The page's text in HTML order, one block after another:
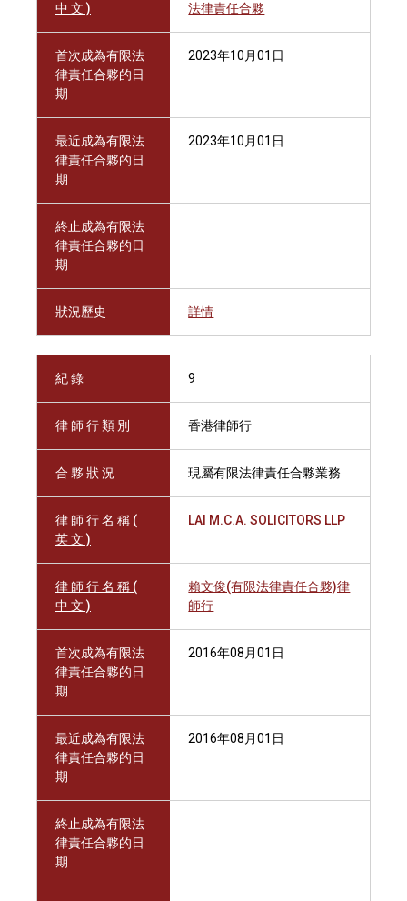
中 文 )
法律責任合夥
首次成為有限法
律責任合夥的日
期
2023年10月01日
最近成為有限法
律責任合夥的日
期
2023年10月01日
終止成為有限法
律責任合夥的日
期
狀況歷史 詳情
紀 錄 9
律 師 行 類 別 香港律師行
合 夥 狀 況 現屬有限法律責任合夥業務
律 師 行 名 稱 (
英 文 )
LAI M.C.A. SOLICITORS LLP
律 師 行 名 稱 (
中 文 )
賴文俊(有限法律責任合夥)律
師行
首次成為有限法
律責任合夥的日
期
2016年08月01日
最近成為有限法
律責任合夥的日
期
2016年08月01日
終止成為有限法
律責任合夥的日
期